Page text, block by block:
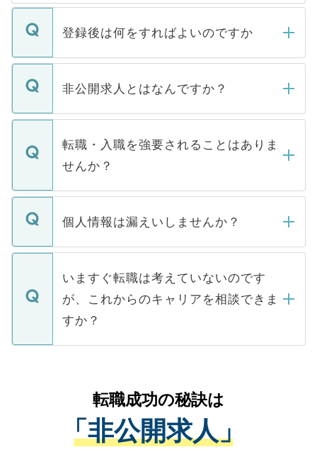
登録後は何をすればよいのですか
ご登録いただきましたら、弊社担当者がご
登録内容を確認し、その後メールもしくは
ます。通常、5営業日以内にはご連絡をせて
いただきますので、しばらくお待ちくださ
非公開求人とはなんですか？
マイナビDOCTORで取り扱っている求人の
うち約3割は、Webサイトからご覧いただ
けない「非公開求人」です。非公開求人は
下記の理由によって、一般には公開してい
ません。
■応募殺到を避けるため 人気のある医療機
関を公にしてしまうと、応募が殺到する場
に、医療機関が求める条件に合った人材の
みを人材紹介会社に依頼するケースが増え
ています。
転職・入職を強要されることはありま
せんか？
転職・入職を強要することは一切ありませ
ん。また、仮に応募先から内定をいただい
定を承諾する必要はありません。内定先へ
の辞退の連絡はキャリアパートナーが行い
個人情報は漏えいしませんか？
個人情報が漏えいすることはありませんの
で、ご安心ください。当サイトからの登録
などで収集したご登録者様の個人情報は、
ご本人のキャリアアップおよび転職活動の
支援を目的に使用いたします。お預かりし
ているすべての個人データはご本人の許可
は、個人情報の取り扱いについての厳密な
管理基準を満たした事業者のみに付与され
る、プライバシーマークを取得済みです。
いますぐ転職は考えていないのです
が、これからのキャリアを相談できま
すか？
かがいして、現在の医療機関の状況や紹介
経験をまじえながら、適切なアドバイスを
させていただきます。すぐにご転職をされ
ない方には、長期的なサポートが可能です
転職成功の秘訣は
「非公開求人」